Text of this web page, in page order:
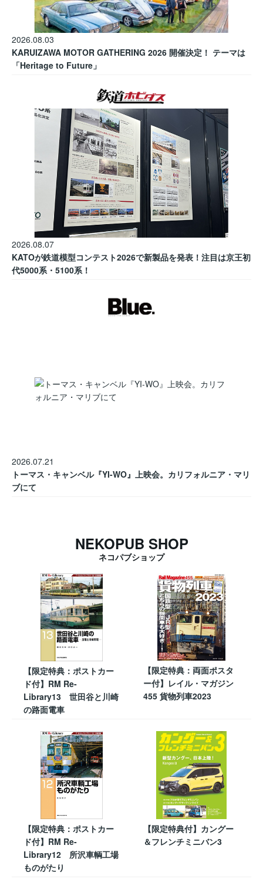
2026.08.03
KARUIZAWA MOTOR GATHERING 2026 開催決定！ テーマは
「Heritage to Future」
2026.08.07
KATOが鉄道模型コンテスト2026で新製品を発表！注目は京王初
代5000系・5100系！
2026.07.21
トーマス・キャンベル『YI-WO』上映会。カリフォルニア・マリ
ブにて
NEKOPUB SHOP
ネコパブショップ
【限定特典：ポストカー
ド付】RM Re-
Library13 世田谷と川崎
の路面電車
【限定特典：両面ポスタ
ー付】レイル・マガジン
455 貨物列車2023
【限定特典：ポストカー
ド付】RM Re-
Library12 所沢車輌工場
ものがたり
【限定特典付】カングー
＆フレンチミニバン3